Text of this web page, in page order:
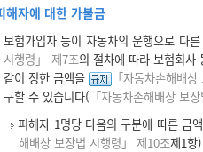
해자에 대한 가불금
보험가입자 등이 자동차의 운행으로 다
시행령」 제7조의 절차에 따라 보험회사
같이 정한 금액을
「자동차손해배
구할 수 있습니다( 「자동차손해배상 보
피해자 1명당 다음의 구분에 따른 금
해배상 보장법 시행령」 제10조제1항)